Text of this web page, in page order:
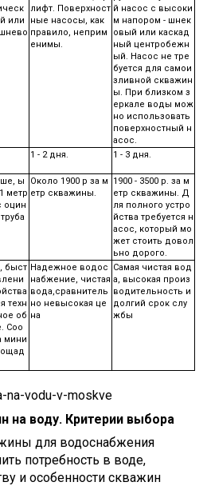
или
лифт. Поверхност
ные насосы, как
правило, неприм
енимы.
й насос с высоки
м напором - шнек
овый или каскад
ный центробежн
ый. Насос не тре
буется для самои
зливной скважин
ы. При близком з
еркале воды мож
но использовать
поверхностный н
асос.
1 - 2 дня. 1 - 3 дня.
ы
метр
оцин
Около 1900 р за м
етр скважины.
1900 - 3500 р. за м
етр скважины. Д
ля полного устро
йства требуется н
асос, который мо
жет стоить довол
ьно дорого.
быст
техн
об
Соо
мини
Надежное водос
набжение, чистая
вода,сравнитель
но невысокая це
на
Самая чистая вод
а, высокая произ
водительность и
долгий срок слу
жбы
на воду. Критерии выбора
для водоснабжения
потребность в воде,
и особенности скважин